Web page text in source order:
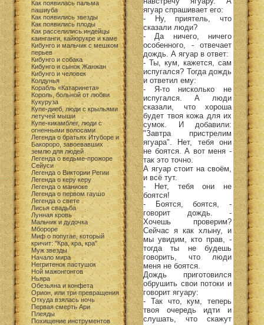
Как появилась пальма
пашиуба
Как появились звезды
Как появились плоды
Как расселились индейцы
каинганги, кайюрукре и каме
Кибунго и мальчик с мешком
перьев
Кибунго и собака
Кибунго и сынок Жанжан
Кибунго и человек
Колдунья
Корабль «Катаринета»
Король, больной от любви
Кукуруза
Купе-диеб, люди с крыльями
летучей мыши
Купе-кикамблег, люди с
огненными волосами
Легенда о братьях Итуборе и
Бакороро, завоевавших
землю для людей
Легенда о ведьме-прожоре
Сейуси
Легенда о Виктории Регии
Легенда о керу керу
Легенда о маниоке
Легенда о первом гаушо
Легенда о свете
Лисья свадьба
Лунная кровь
Мальчик и дудочка
Мбороре
Миф о попугае, который
кричит: "Кра, кра, кра"
Муж звезды
Начало мира
Негритенок пастушок
Ной мажонгонгов
Ньяра
Обезьяна и конфета
Орион, или три превращения
Откуда взялась ночь
Первая смерть Ари
Плеяды
Похищение инструментов
ягуар спрашивает его:
- Ну, приятель, что
сказали люди?
- Да ничего, ничего
особенного, - отвечает
дождь. А ягуар в ответ:
- Ты, кум, кажется, сам
испугался? Тогда дождь
и ответил ему:
- Я-то нисколько не
испугался. А люди
сказали, что хороша
будет твоя кожа для их
сумок. И добавили:
"Завтра пристрелим
ягуара". Нет, тебя они
не боятся. А вот меня -
так это точно.
А ягуар стоит на своём,
и всё тут.
- Нет, тебя они не
боятся!
- Боятся, боятся, -
говорит дождь. -
Хочешь проверим?
Сейчас я как хлыну, и
мы увидим, кто прав, -
тогда ты не будешь
говорить, что люди
меня не боятся.
Дождь приготовился
обрушить свои потоки и
говорит ягуару:
- Так что, кум, теперь
твоя очередь идти и
слушать, что скажут